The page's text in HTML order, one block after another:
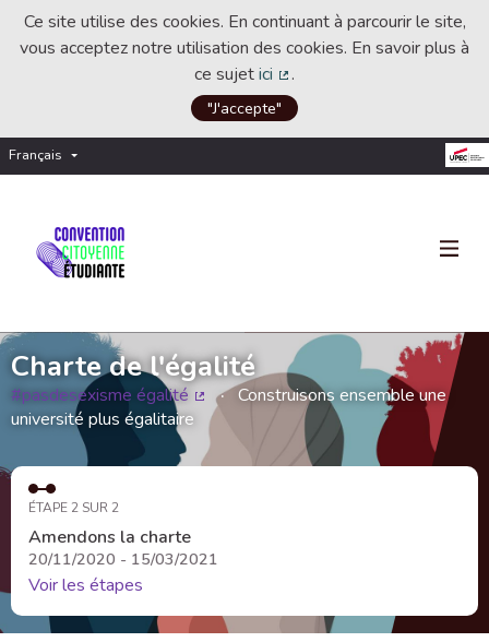
Ce site utilise des cookies. En continuant à parcourir le site,
vous acceptez notre utilisation des cookies. En savoir plus à
ce sujetici
(Lien externe)
.
"J'accepte"
Français Choisir la langue
Charte de l'égalité
#pasdesexisme égalité
(Lien externe)
Construisons ensemble une
université plus égalitaire
ÉTAPE 2 SUR 2
Amendons la charte
20/11/2020 - 15/03/2021
Voir les étapes